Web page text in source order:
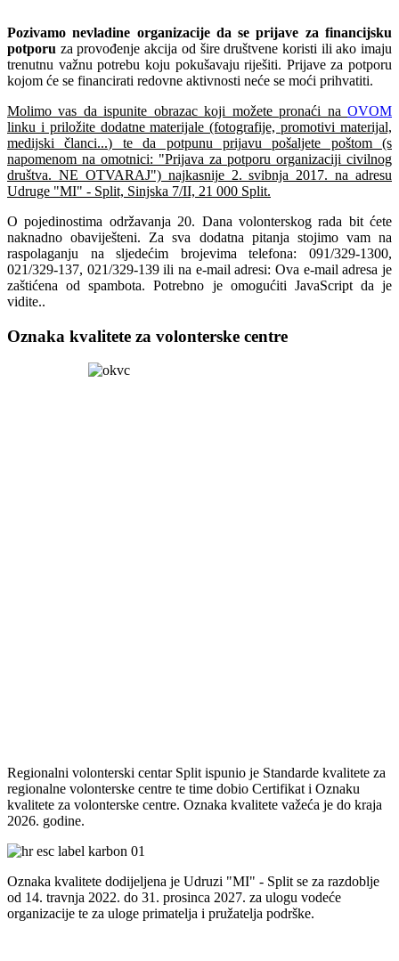
Pozivamo nevladine organizacije da se prijave za financijsku
potporu za provođenje akcija od šire društvene koristi ili ako imaju
trenutnu važnu potrebu koju pokušavaju riješiti. Prijave za potporu
kojom će se financirati redovne aktivnosti neće se moći prihvatiti.
Molimo vas da ispunite obrazac koji možete pronaći na OVOM
linku i priložite dodatne materijale (fotografije, promotivi materijal,
medijski članci...) te da potpunu prijavu pošaljete poštom (s
napomenom na omotnici: "Prijava za potporu organizaciji civilnog
društva. NE OTVARAJ") najkasnije 2. svibnja 2017. na adresu
Udruge "MI" - Split, Sinjska 7/II, 21 000 Split.
O pojedinostima održavanja 20. Dana volonterskog rada bit ćete
naknadno obaviješteni. Za sva dodatna pitanja stojimo vam na
raspolaganju na sljedećim brojevima telefona: 091/329-1300,
021/329-137, 021/329-139 ili na e-mail adresi: Ova e-mail adresa je
zaštićena od spambota. Potrebno je omogućiti JavaScript da je
vidite..
Oznaka kvalitete za volonterske centre
Regionalni volonterski centar Split ispunio je Standarde kvalitete za
regionalne volonterske centre te time dobio Certifikat i Oznaku
kvalitete za volonterske centre. Oznaka kvalitete važeća je do kraja
2026. godine.
Oznaka kvalitete dodijeljena je Udruzi "MI" - Split se za razdoblje
od 14. travnja 2022. do 31. prosinca 2027. za ulogu vodeće
organizacije te za uloge primatelja i pružatelja podrške.